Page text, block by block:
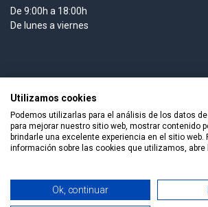
Añadir al
De 9:00h a 18:00h
De lunes a viernes
Todos los derechos reservados © 2026
Solutions, S.L.
Utilizamos cookies
Podemos utilizarlas para el análisis de los datos
para mejorar nuestro sitio web, mostrar contenido
brindarle una excelente experiencia en el sitio web.
información sobre las cookies que utilizamos, abre
Ok, continuar